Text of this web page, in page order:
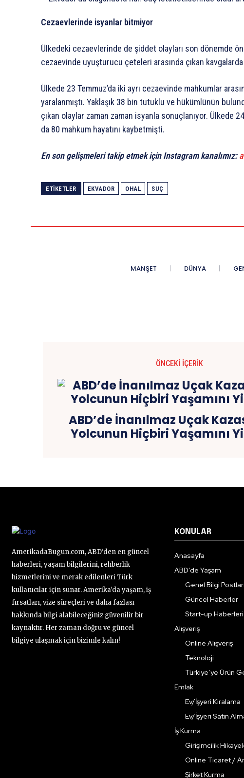
Cezaevlerinde isyanlar bitmiyor
Ülkedeki cezaevlerinde de şiddet olayları son dönemde
cezaevinde uyuşturucu çeteleri arasında çıkan
Ülkede 23 Temmuz’da iki ayrı cezaevinde mahkumlar
yaralanmıştı. Yaklaşık 38 bin tutuklu ve hükümlünün
çıkan olaylar zaman zaman isyanla sonuçlanıyor. Ülkede
da 80 mahkum hayatını kaybetmişti.
En son gelişmeleri takip etmek için Instagram kanalımız:
ETIKETLER EKVADOR OHAL SUÇ
MANŞET DÜNYA
ÖNCEKI İÇERIK
ABD’de İnanılmaz Uçak
Yolcunun Hiçbiri Yaşamını
AmerikadaBugun.com, ABD'den en güncel
haberleri, yaşam bilgilerini, rehberlik
hizmetlerini ve merak edilenleri Türk
kullanıcılar için sunar. Amerika'da yaşam, iş
fırsatları, vize süreçleri ve daha fazlası
hakkında bilgi alabileceğiniz güvenilir bir
kaynaktır. Her zaman doğru ve güncel
bilgiye ulaşmak için bizimle kalın!
KONULAR
Anasayfa
ABD’de Yaşam
Genel Bilgi Postları
Güncel Haberler
Start-up Haberleri
Alışveriş
Online Alışveriş
Teknoloji
Türkiye’ye Ürün
Emlak
Ev/İşyeri Kiralama
Ev/İşyeri Satın
İş Kurma
Girişimcilik
Online Ticaret /
Şirket Kurma